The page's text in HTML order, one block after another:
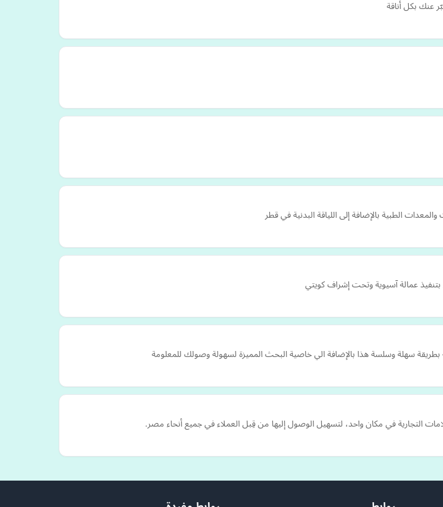
الطبية بالإضافة إلى اللياقة البدنية في قطر
عمالة آسيوية وتحت إشراف كويتي
سهلة وسلسة هذا بالإضافة الي خاصية البحث المميزة لسهولة وصولك للمعلومة
التجارية في مكان واحد، لتسهيل الوصول إليها من قِبل العملاء في جميع أنحاء مصر.